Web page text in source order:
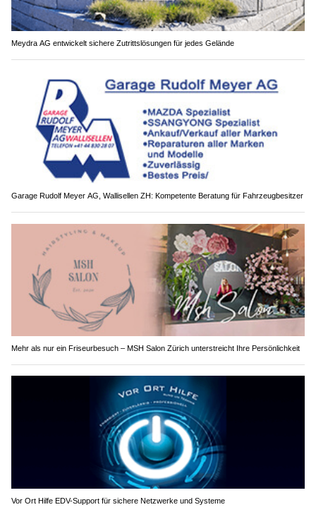
Meydra AG entwickelt sichere Zutrittslösungen für jedes Gelände
Garage Rudolf Meyer AG, Wallisellen ZH: Kompetente Beratung für Fahrzeugbesitzer
Mehr als nur ein Friseurbesuch – MSH Salon Zürich unterstreicht Ihre Persönlichkeit
Vor Ort Hilfe EDV-Support für sichere Netzwerke und Systeme